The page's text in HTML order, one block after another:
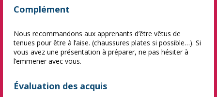
Complément
Nous recommandons aux apprenants d’être vêtus de
tenues pour être à l’aise. (chaussures plates si possible…). Si
vous avez une présentation à préparer, ne pas hésiter à
l’emmener avec vous.
Évaluation des acquis